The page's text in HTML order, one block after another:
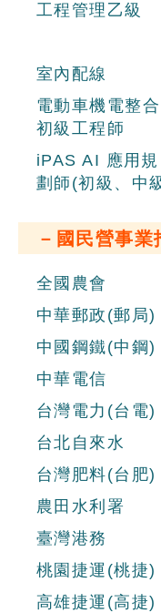
工程管理乙級
室內配線
電動車機電整合
初級工程師
iPAS AI 應用規
劃師(初級、中
－國民營事業
全國農會
中華郵政(郵局)
中國鋼鐵(中鋼)
中華電信
台灣電力(台電)
台北自來水
台灣肥料(台肥)
農田水利署
臺灣港務
桃園捷運(桃捷)
高雄捷運(高捷)